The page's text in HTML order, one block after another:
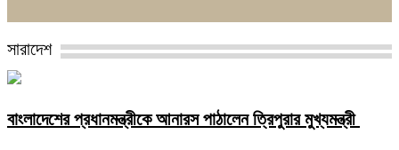
সারাদেশ
বাংলাদেশের প্রধানমন্ত্রীকে আনারস পাঠালেন ত্রিপুরার মুখ্যমন্ত্রী